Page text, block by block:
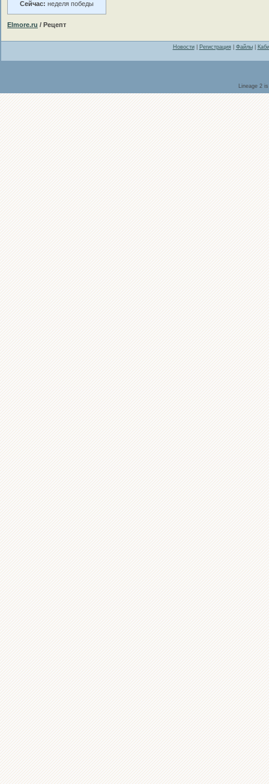
Сейчас: неделя победы
Elmore.ru / Рецепт
Новости| Регистрация| Файлы|
Lineage 2